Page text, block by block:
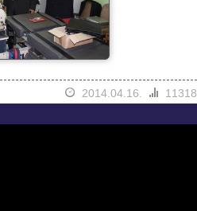
2014.04.16.
11318